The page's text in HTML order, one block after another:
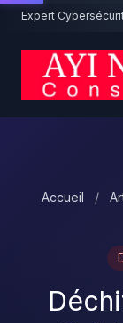
Aller au contenu
Expert
Accueil /
Un projet